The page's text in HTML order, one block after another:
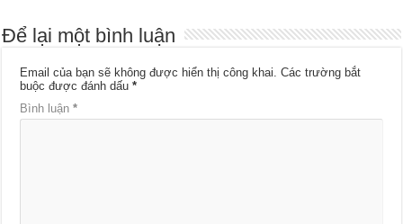
Để lại một bình luận
Email của bạn sẽ không được hiển thị công khai. Các trường bắt
buộc được đánh dấu*
Bình luận*